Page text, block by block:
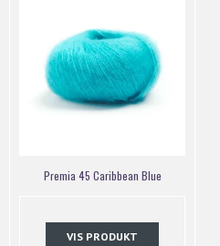
Premia 45 Caribbean Blue
VIS PRODUKT